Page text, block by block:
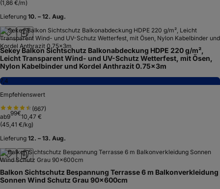
(1,86 €/m)
Lieferung 10. – 12. Aug.
Sekey Balkon Sichtschutz Balkonabdeckung HDPE 220 g/m²,
Leicht Transparent Wind- und UV-Schutz Wetterfest, mit Ösen,
Nylon Kabelbinder und Kordel Anthrazit 0.75×3m
7,4
Empfehlenswert
(667)
ab999€10,47 €
(45,41 €/kg)
Lieferung 12. – 13. Aug.
Balkon Sichtschutz Bespannung Terrasse 6 m Balkonverkleidung
Sonnen Wind Schutz Grau 90x600cm